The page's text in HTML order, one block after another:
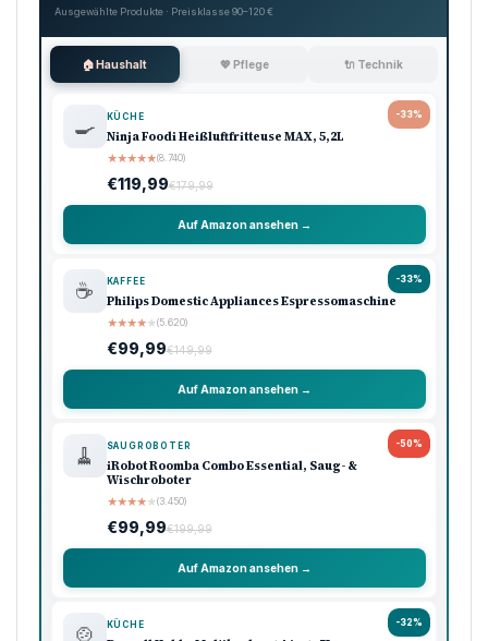
Ausgewählte Produkte · Preisklasse 90–120 €
🏠 Haushalt 💖 Pflege 🔌 Technik
-33%
🍳 KÜCHE
Ninja Foodi Heißluftfritteuse MAX, 5,2L
★★★★★(8.740)
€119,99€179,99
Auf Amazon ansehen →
-33%
☕ KAFFEE
Philips Domestic Appliances Espressomaschine
★★★★★(5.620)
€99,99€149,99
Auf Amazon ansehen →
-50%
🧹 SAUGROBOTER
iRobot Roomba Combo Essential, Saug- &
Wischroboter
★★★★★(3.450)
€99,99€199,99
Auf Amazon ansehen →
-32%
🍲 KÜCHE